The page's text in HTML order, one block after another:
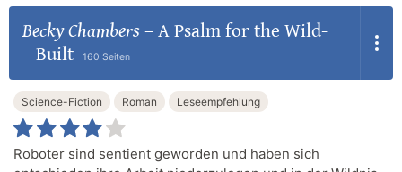
Becky Chambers – A Psalm for the Wild-
Built
160 Seiten
Science-Fiction Roman Leseempfehlung
Roboter sind sentient geworden und haben sich